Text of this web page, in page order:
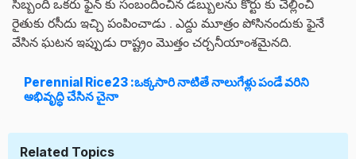
సిబ్బంది ఒకరు ఫైన్ కు సంబందించిన డబ్బులను కోర్టు కు చెల్లించి
రైతుకు రసీదు ఇచ్చి పంపించాడు . ఎద్దు మూత్రం పోసినందుకు ఫైనే
వేసిన ఘటన ఇప్పుడు రాష్ట్రం మొత్తం చర్చనీయాంశమైనది.
Perennial Rice23 :ఒక్కసారి నాటితే నాలుగేళ్లు పండే వరిని
అభివృద్ధి చేసిన చైనా
Related Topics